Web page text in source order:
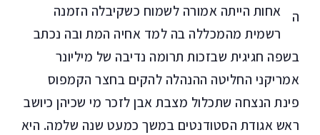
ה
אחות הייתה אמורה לשמוח כשקיבלה הזמנה
רשמית מהמכללה בה למד אחיה המת ובה נכתב
בשפה חגיגית שבזכות תרומה נדיבה של מיליונר
אמריקני החליטה ההנהלה להקים בחצר הקמפוס
פינת הנצחה שתכלול מצבת אבן לזכר מי שכיהן כיושב
ראש אגודת הסטודנטים במשך כמעט שנה שלמה. היא